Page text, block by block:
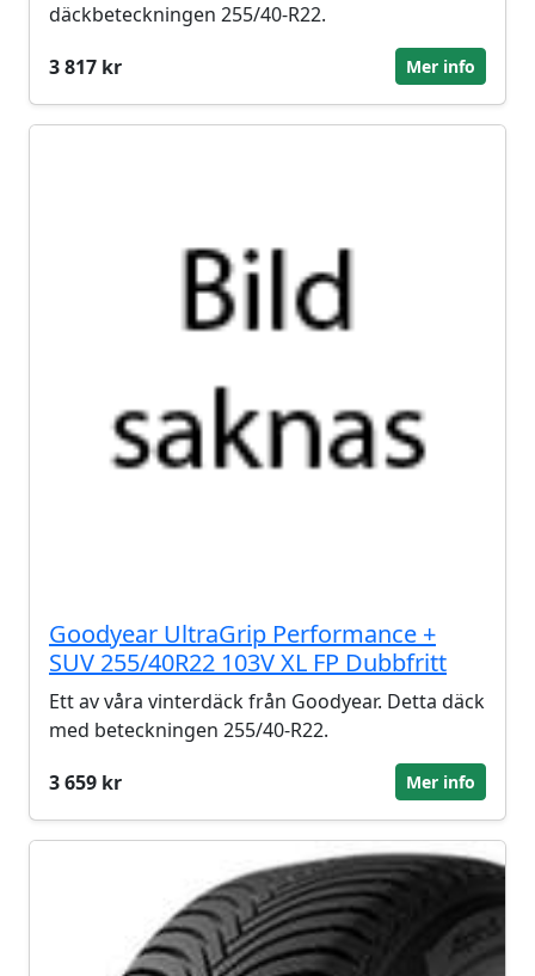
däckbeteckningen 255/40-R22.
3 817 kr
Mer info
Goodyear UltraGrip Performance +
SUV 255/40R22 103V XL FP Dubbfritt
Ett av våra vinterdäck från Goodyear. Detta däck
med beteckningen 255/40-R22.
3 659 kr
Mer info